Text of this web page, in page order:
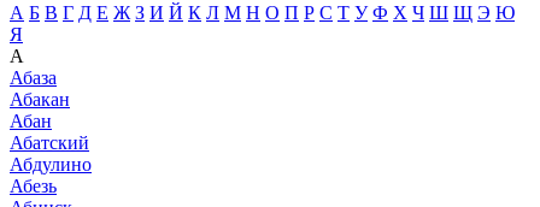
А Б В Г Д Е Ж З И Й К Л М Н О П Р С Т У Ф Х Ч Ш Щ Э Ю
Я
А
Абаза
Абакан
Абан
Абатский
Абдулино
Абезь